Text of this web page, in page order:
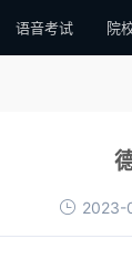
语音考试 院
2023-